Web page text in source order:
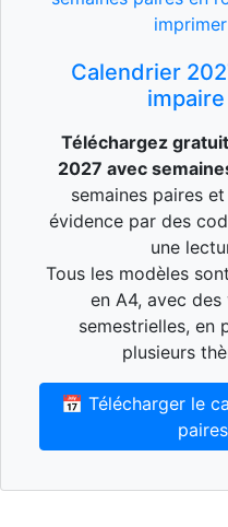
Calendrier
Téléchargez
2027 avec
semaines paires
évidence par des
une
Tous les modèles
en A4, avec
semestrielles, en
plusieurs
📅 Télécharger le